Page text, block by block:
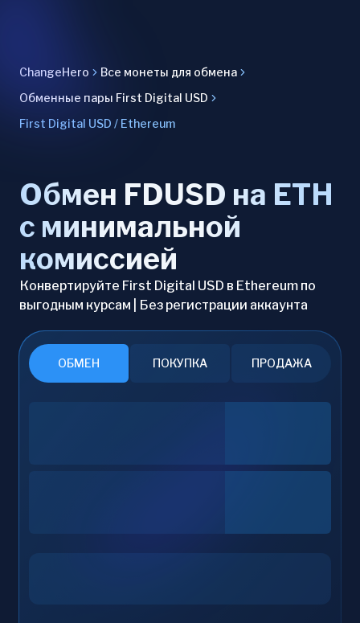
ChangeHero
Все монеты для обмена
Обменные пары First Digital USD
First Digital USD / Ethereum
Обмен FDUSD на ETH
с минимальной
комиссией
Конвертируйте First Digital USD в Ethereum по
выгодным курсам | Без регистрации аккаунта
ОБМЕН ПОКУПКА ПРОДАЖА